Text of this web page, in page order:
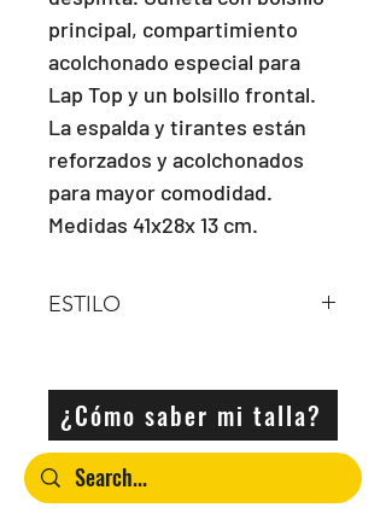
principal, compartimiento
acolchonado especial para
Lap Top y un bolsillo frontal.
La espalda y tirantes están
reforzados y acolchonados
para mayor comodidad.
Medidas 41x28x 13 cm.
ESTILO
¿Cómo saber mi talla?